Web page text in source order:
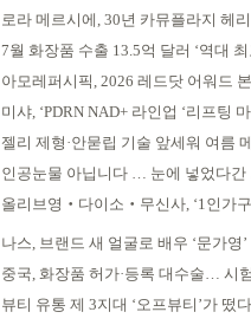
로라 메르시에, 30년 카뮤플라지 헤리티지 담아
7월 화장품 수출 13.5억 달러 ‘역대 최
아모레퍼시픽, 2026 레드닷 어워드 본상 2개 수상
미샤, ‘PDRN NAD+ 라인업 ‘리프팅 마스크’ 출시
젤리 제형·안묻립 기술 앞세워 여름 메이크업 시장 공략
인공눈물 아닙니다 … 눈에 넣었다간 각막 손상
올리브영‧다이소‧무신사, ‘1인가구’가 이끈
나스, 브랜드 새 얼굴로 배우 ‘문가영’ 발탁
중국, 화장품 허가·등록 대수술… 시험자료 공용 허용
뷰티 유통 제 3지대 ‘오프뷰티’가 떴다